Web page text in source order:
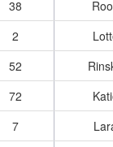
38
2
52
72
7